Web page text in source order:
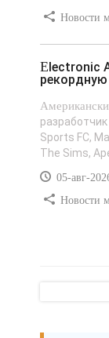
Новости
Electronic Arts закрыла
рекордную
Sports FC,
The Sims,
05-авг-
Новости